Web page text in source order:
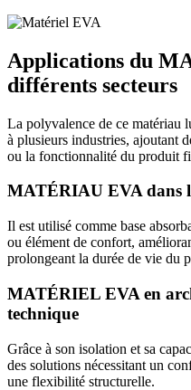
Applications du
différents secteurs
La polyvalence de ce matériau
à plusieurs industries, ajoutant
ou la fonctionnalité du produit
MATÉRIAU EVA dans
Il est utilisé comme base
ou élément de confort,
prolongeant la durée de vie du
MATÉRIEL EVA en
technique
Grâce à son isolation et sa
des solutions nécessitant un
une flexibilité structurelle.